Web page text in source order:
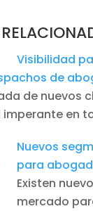
Visibilidad
de
de nuevos
imperante en
Nuevos
para
Existen
mercado